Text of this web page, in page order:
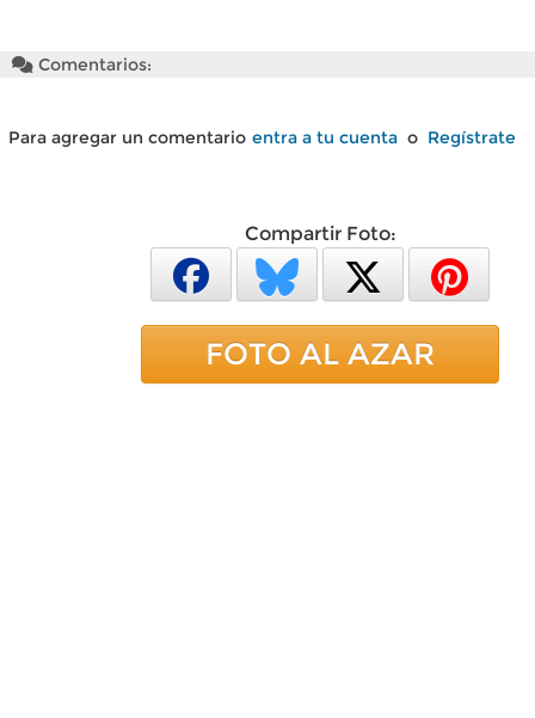
Comentarios:
Para agregar un comentario entra a tu cuenta o Regístrate
Compartir Foto:
FOTO AL AZAR